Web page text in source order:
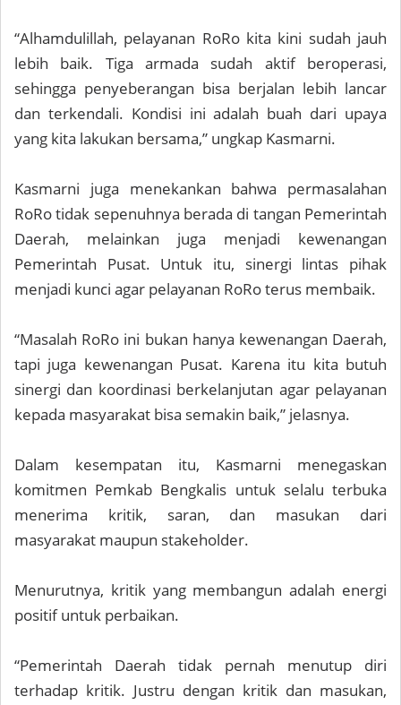
“Alhamdulillah, pelayanan RoRo kita kini sudah jauh
lebih baik. Tiga armada sudah aktif beroperasi,
sehingga penyeberangan bisa berjalan lebih lancar
dan terkendali. Kondisi ini adalah buah dari upaya
yang kita lakukan bersama,” ungkap Kasmarni.
Kasmarni juga menekankan bahwa permasalahan
RoRo tidak sepenuhnya berada di tangan Pemerintah
Daerah, melainkan juga menjadi kewenangan
Pemerintah Pusat. Untuk itu, sinergi lintas pihak
menjadi kunci agar pelayanan RoRo terus membaik.
“Masalah RoRo ini bukan hanya kewenangan Daerah,
tapi juga kewenangan Pusat. Karena itu kita butuh
sinergi dan koordinasi berkelanjutan agar pelayanan
kepada masyarakat bisa semakin baik,” jelasnya.
Dalam kesempatan itu, Kasmarni menegaskan
komitmen Pemkab Bengkalis untuk selalu terbuka
menerima kritik, saran, dan masukan dari
masyarakat maupun stakeholder.
Menurutnya, kritik yang membangun adalah energi
positif untuk perbaikan.
“Pemerintah Daerah tidak pernah menutup diri
terhadap kritik. Justru dengan kritik dan masukan,